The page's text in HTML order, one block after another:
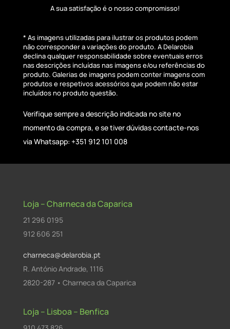
A sua satisfação é o nosso compromisso!
* As imagens utilizadas para ilustrar os produtos podem
não corresponder a variações do produto. A Delarobia
declina qualquer responsabilidade sobre eventuais erros
nas descrições incluídas nas imagens e/ou referências do
produto. Galerias de imagens podem conter imagens com
produtos e respetivos acessórios que podem não estar
incluídos no produto questão.
Verifique sempre a descrição indicada no site no
momento da compra, e se tiver dúvidas contacte-nos
via Whatsapp: +351 912 101 008
Loja – Charneca da Caparica
21 296 0195
912 606 251
charneca@delarobia.pt
R. António Andrade, 1116
2820-287 • Charneca da Caparica
Loja – Lisboa – Benfica